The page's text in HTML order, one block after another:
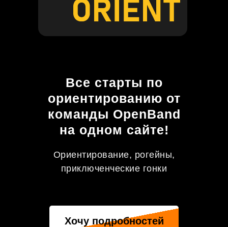
Все старты по
ориентированию от
команды OpenBand
на одном сайте!
Хочу подробностей
Ориентирование, рогейны,
приключенческие гонки